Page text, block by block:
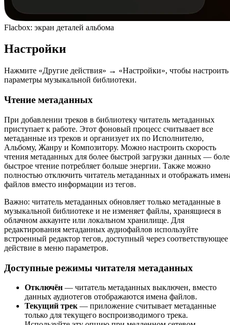
Flacbox: экран деталей альбома
Настройки
Нажмите «Другие действия» → «Настройки», чтобы настроить
параметры музыкальной библиотеки.
Чтение метаданных
При добавлении треков в библиотеку читатель метаданных
приступает к работе. Этот фоновый процесс считывает все
метаданные из треков и организует их по Исполнителю,
Альбому, Жанру и Композитору. Можно настроить скорость
чтения метаданных для более быстрой загрузки данных —
быстрое чтение потребляет больше энергии. Также можно
полностью отключить читатель метаданных и отображать
файлов вместо информации из тегов.
Важно: читатель метаданных обновляет только метаданные в
музыкальной библиотеке и не изменяет файлы, хранящиеся в
облачном аккаунте или локальном хранилище. Для
редактирования метаданных аудиофайлов используйте
встроенный редактор тегов, доступный через соответствующее
действие в меню параметров.
Доступные режимы читателя метаданных
Отключён — читатель метаданных выключен, вместо
данных аудиотегов отображаются имена файлов.
Текущий трек — приложение считывает метаданные
только для текущего воспроизводимого трека.